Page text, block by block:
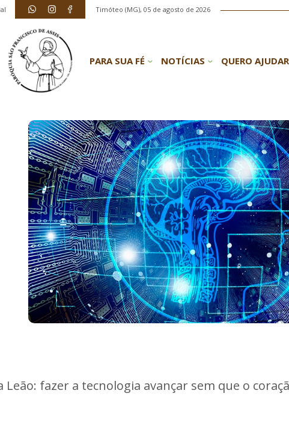
Timóteo (MG), 05 de agosto de 2026
PARA SUA FÉ NOTÍCIAS QUERO AJUDAR
fazer a tecnologia avançar sem que o